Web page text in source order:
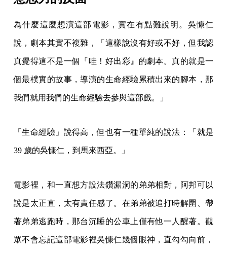
為什麼這麼想演這部電影，實在有點難說明。吳慷仁
說，劇本其實不複雜，「這樣說沒有好或不好，但我認
真覺得這不是一個『哇！好出彩』的劇本。真的就是一
個最樸實的故事，導演的生命經驗累積出來的腳本，那
我們就用我們的生命經驗去參與這部戲。」
「生命經驗」說得高，但也有一種單純的說法：「就是
39 歲的吳慷仁，到馬來西亞。」
電影裡，和一直想方設法鑽漏洞的弟弟相對，阿邦可以
說是太正直，太有責任感了。在弟弟被追打時解圍、帶
著弟弟逃跑時，那台沉睡的公車上僅有他一人醒著。觀
眾不會忘記這部電影裡吳慷仁幾個眼神，直勾勾向前，